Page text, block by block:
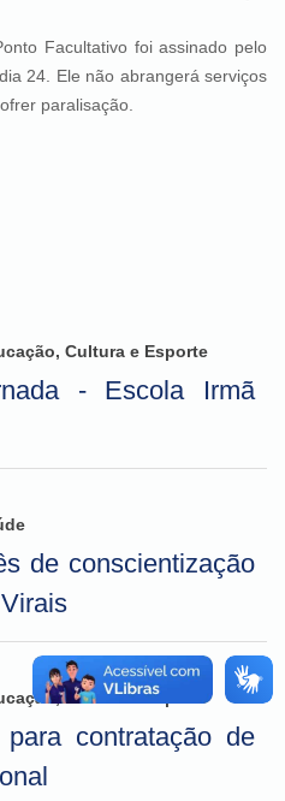
foi assinado pelo
24. Ele não abrangerá serviços
paralisação.
Cultura e Esporte
- Escola Irmã
de conscientização
Cultura e Esporte
contratação de